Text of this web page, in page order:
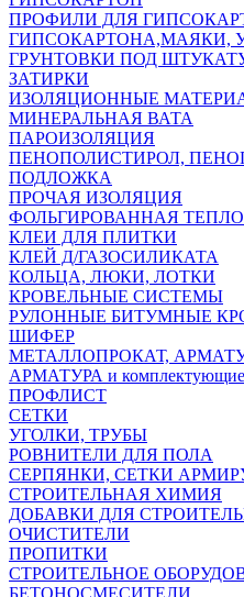
ПРОФИЛИ ДЛЯ
ГИПСОКАРТОНА,МАЯКИ,
ГРУНТОВКИ ПОД
ЗАТИРКИ
ИЗОЛЯЦИОННЫЕ
МИНЕРАЛЬНАЯ ВАТА
ПАРОИЗОЛЯЦИЯ
ПЕНОПОЛИСТИРОЛ,
ПОДЛОЖКА
ПРОЧАЯ ИЗОЛЯЦИЯ
ФОЛЬГИРОВАННАЯ
КЛЕИ ДЛЯ ПЛИТКИ
КЛЕЙ Д/ГАЗОСИЛИКАТА
КОЛЬЦА, ЛЮКИ, ЛОТКИ
КРОВЕЛЬНЫЕ СИСТЕМЫ
РУЛОННЫЕ БИТУМНЫЕ
ШИФЕР
МЕТАЛЛОПРОКАТ,
АРМАТУРА и комплектующие
ПРОФЛИСТ
СЕТКИ
УГОЛКИ, ТРУБЫ
РОВНИТЕЛИ ДЛЯ ПОЛА
СЕРПЯНКИ, СЕТКИ
СТРОИТЕЛЬНАЯ ХИМИЯ
ДОБАВКИ ДЛЯ
ОЧИСТИТЕЛИ
ПРОПИТКИ
СТРОИТЕЛЬНОЕ
БЕТОНОСМЕСИТЕЛИ